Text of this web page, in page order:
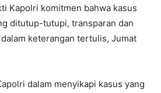
Kapolri komitmen bahwa kasus
ditutup-tutupi, transparan dan
dalam keterangan tertulis, Jumat
dalam menyikapi kasus yang